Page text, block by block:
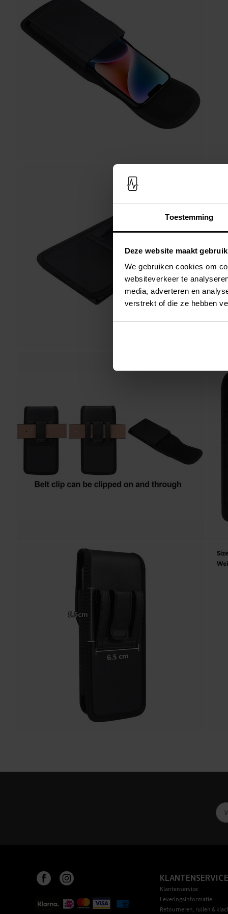
Toestemming
Deze website maakt
We gebruiken cookies om
websiteverkeer te
media, adverteren en
verstrekt of die ze hebben
KLANTENSERVICE
Klantenservice
Leveringsinformatie
Retourneren, ruilen &